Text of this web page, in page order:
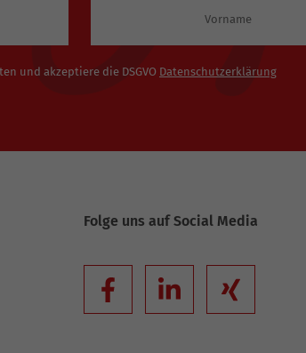
und akzeptiere die DSGVO Datenschutzerklärung
Folge uns auf Social Media